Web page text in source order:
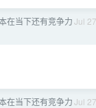
Jul 27
在当下还有竞争力
Jul 27
在当下还有竞争力